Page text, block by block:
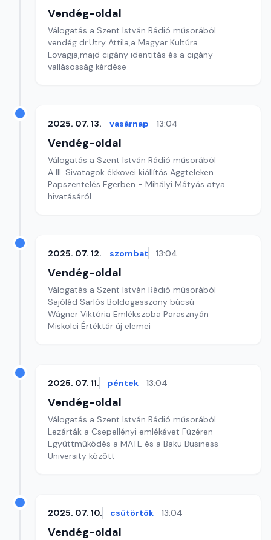
Vendég-oldal
Válogatás a Szent István Rádió műsorából
vendég dr.Utry Attila,a Magyar Kultúra
Lovagja,majd cigány identitás és a cigány
vallásosság kérdése
2025. 07. 13. vasárnap 13:04
Vendég-oldal
Válogatás a Szent István Rádió műsorából
A III. Sivatagok ékkövei kiállítás Aggteleken
Papszentelés Egerben - Mihályi Mátyás atya
hivatásáról
2025. 07. 12. szombat 13:04
Vendég-oldal
Válogatás a Szent István Rádió műsorából
Sajólád Sarlós Boldogasszony búcsú
Wágner Viktória Emlékszoba Parasznyán
Miskolci Értéktár új elemei
2025. 07. 11. péntek 13:04
Vendég-oldal
Válogatás a Szent István Rádió műsorából
Lezárták a Csepellényi emlékévet Füzéren
Együttműködés a MATE és a Baku Business
University között
2025. 07. 10. csütörtök 13:04
Vendég-oldal